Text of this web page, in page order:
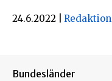
24.6.2022 Redaktion
Bundesländer